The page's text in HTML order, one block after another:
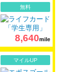
無料
8,640mile
マイルUP